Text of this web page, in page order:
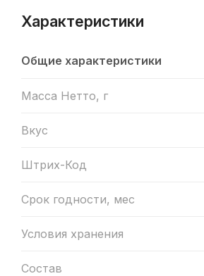
Характеристики
Общие характеристики
Масса Нетто, г
Вкус
Штрих-Код
Срок годности, мес
Условия хранения
Состав